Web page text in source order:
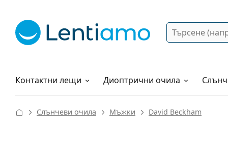
Търсене
Контактни лещи
Разтвори Диоптрични очила
Как да поръчам?
Слънчеви очила Мъжки David Beckham